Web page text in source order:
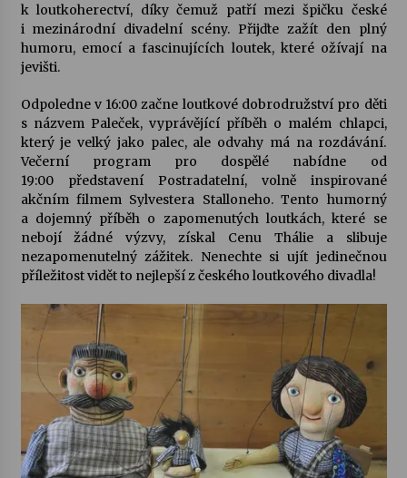
k loutkoherectví, díky čemuž patří mezi špičku české
i mezinárodní divadelní scény. Přijďte zažít den plný
humoru, emocí a fascinujících loutek, které ožívají na
jevišti.
Odpoledne v 16:00 začne loutkové dobrodružství pro děti
s názvem Paleček, vyprávějící příběh o malém chlapci,
který je velký jako palec, ale odvahy má na rozdávání.
Večerní program pro dospělé nabídne od
19:00 představení Postradatelní, volně inspirované
akčním filmem Sylvestera Stalloneho. Tento humorný
a dojemný příběh o zapomenutých loutkách, které se
nebojí žádné výzvy, získal Cenu Thálie a slibuje
nezapomenutelný zážitek. Nenechte si ujít jedinečnou
příležitost vidět to nejlepší z českého loutkového divadla!